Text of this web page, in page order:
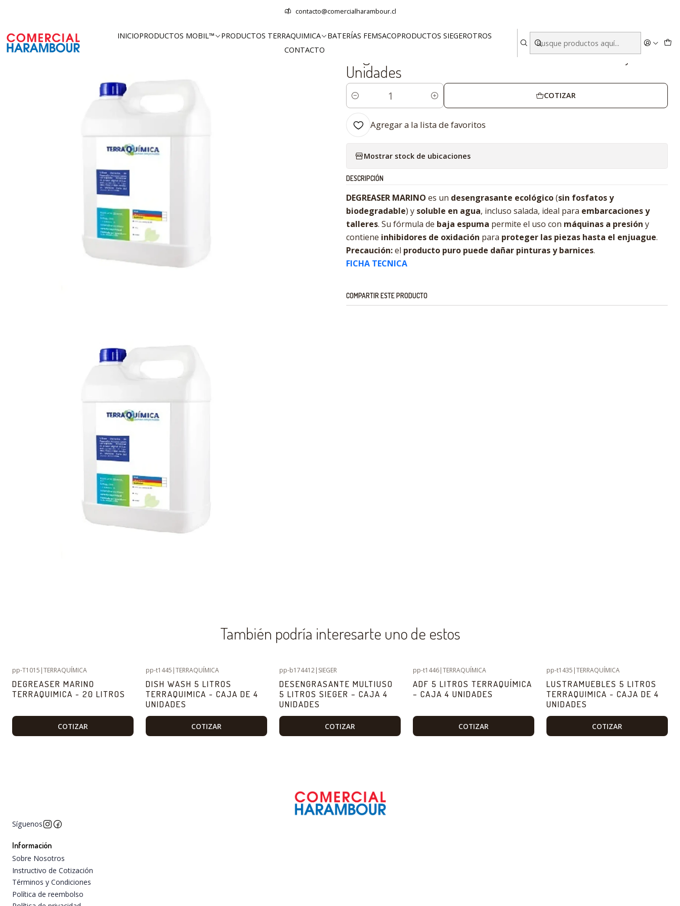
INICIOPRODUCTOS MOBIL™ PRODUCTOS TERRAQUIMICA BATERÍAS FEMSACOPRODUCTOS SIEGEROTROS
CONTACTO
contacto@comercialharambour.cl
Limpieza Industrial Degreaser Marino 5 Litros TERRAQUÍMICA – Caja 4 Unidades
Degreaser Marino 5 Litros TERRAQUÍMICA – Caja 4
Unidades
Cantidad
COTIZAR
Agregar a la lista de favoritos
Mostrar stock de ubicaciones
DESCRIPCIÓN
DEGREASER MARINO es un desengrasante ecológico(sin fosfatos y
biodegradable) y soluble en agua, incluso salada, ideal para embarcaciones y
talleres. Su fórmula de baja espuma permite el uso con máquinas a presión y
contiene inhibidores de oxidación para proteger las piezas hasta el enjuague.
Precaución:el producto puro puede dañar pinturas y barnices.
FICHA TECNICA
COMPARTIR ESTE PRODUCTO
También podría interesarte uno de estos
pp-T1015 |TERRAQUÍMICA
DEGREASER MARINO
TERRAQUIMICA - 20 LITROS
COTIZAR
pp-t1445 |TERRAQUÍMICA
DISH WASH 5 LITROS
TERRAQUIMICA - CAJA DE 4
UNIDADES
COTIZAR
pp-b174412| SIEGER
DESENGRASANTE MULTIUSO
5 LITROS SIEGER – CAJA 4
UNIDADES
COTIZAR
pp-t1446|TERRAQUÍMICA
ADF 5 LITROS TERRAQUÍMICA
– CAJA 4 UNIDADES
COTIZAR
pp-t1435 |TERRAQUÍMICA
LUSTRAMUEBLES 5 LITROS
TERRAQUIMICA - CAJA DE 4
UNIDADES
COTIZAR
Síguenos
Información
Sobre Nosotros
Instructivo de Cotización
Términos y Condiciones
Política de reembolso